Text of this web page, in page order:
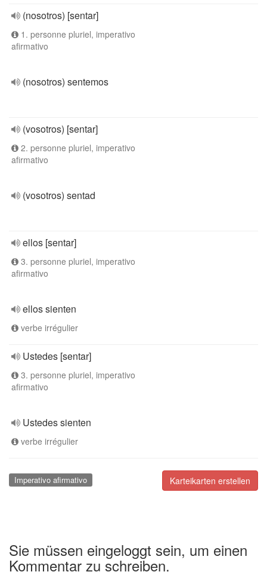
(nosotros) [sentar]
1. personne pluriel, imperativo
afirmativo
(nosotros) sentemos
(vosotros) [sentar]
2. personne pluriel, imperativo
afirmativo
(vosotros) sentad
ellos [sentar]
3. personne pluriel, imperativo
afirmativo
ellos sienten
verbe irrégulier
Ustedes [sentar]
3. personne pluriel, imperativo
afirmativo
Ustedes sienten
verbe irrégulier
Karteikarten erstellen
Imperativo afirmativo
Sie müssen eingeloggt sein, um einen
Kommentar zu schreiben.